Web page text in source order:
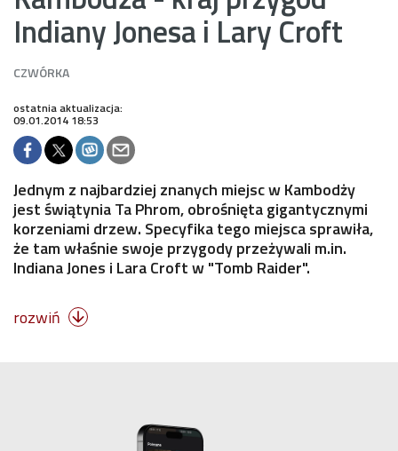
Indiany Jonesa i Lary Croft
ostatnia aktualizacja:
09.01.2014 18:53
Jednym z najbardziej znanych miejsc w Kambodży
jest świątynia Ta Phrom, obrośnięta gigantycznymi
korzeniami drzew. Specyfika tego miejsca sprawiła,
że tam właśnie swoje przygody przeżywali m.in.
Indiana Jones i Lara Croft w "Tomb Raider".
rozwiń 